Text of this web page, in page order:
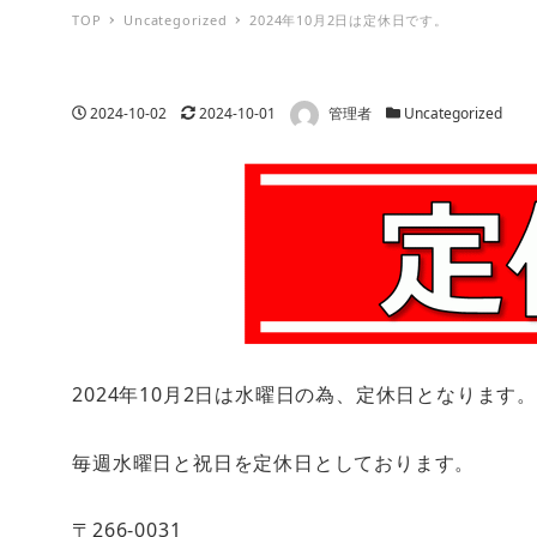
TOP Uncategorized 2024年10月2日は定休日です。
投稿日
2024-10-02 更新日
2024-10-01 著者 管理者 カテゴリー
Uncategorized
2024年10月2日は水曜日の為、定休日となります。
毎週水曜日と祝日を定休日としております。
〒266-0031